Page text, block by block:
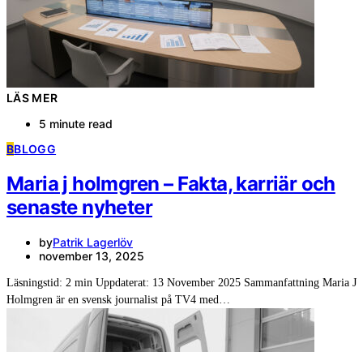
LÄS MER
5 minute read
BBLOGG
Maria j holmgren – Fakta, karriär och
senaste nyheter
byPatrik Lagerlöv
november 13, 2025
Läsningstid: 2 min Uppdaterat: 13 November 2025 Sammanfattning Maria J
Holmgren är en svensk journalist på TV4 med…